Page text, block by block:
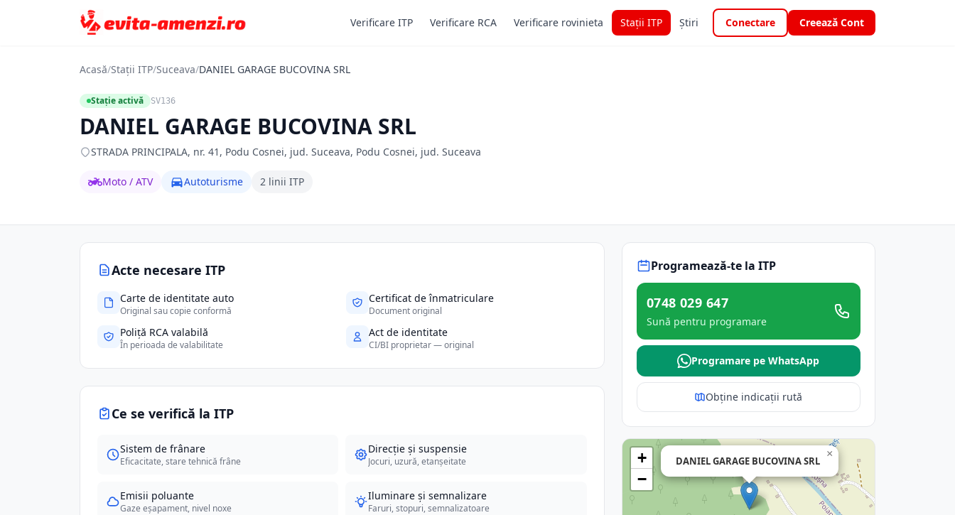
Verificare ITP Verificare RCA Verificare rovinieta Stații ITP Știri Conectare Creează Cont
Acasă/Stații ITP/Suceava/DANIEL GARAGE BUCOVINA SRL
Stație activă SV136
DANIEL GARAGE BUCOVINA SRL
STRADA PRINCIPALA, nr. 41, Podu Cosnei, jud. Suceava, Podu Cosnei, jud. Suceava
Moto / ATV Autoturisme 2 linii ITP
Acte necesare ITP
Carte de identitate auto
Original sau copie conformă
Certificat de înmatriculare
Document original
Poliță RCA valabilă
În perioada de valabilitate
Act de identitate
CI/BI proprietar — original
Ce se verifică la ITP
Sistem de frânare
Eficacitate, stare tehnică frâne
Direcție și suspensie
Jocuri, uzură, etanșeitate
Emisii poluante
Gaze eșapament, nivel noxe
Iluminare și semnalizare
Faruri, stopuri, semnalizatoare
Programează-te la ITP
0748 029 647
Sună pentru programare
Programare pe WhatsApp
Obține indicații rută
DANIEL GARAGE BUCOVINA SRL
×
+
−